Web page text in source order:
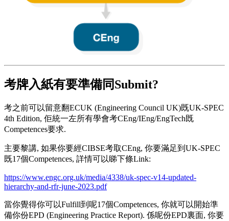
考牌入紙有要準備同Submit?
考之前可以留意翻ECUK (Engineering Council UK)既UK-SPEC
4th Edition, 佢統一左所有學會考CEng/IEng/EngTech既
Competences要求.
主要黎講, 如果你要經CIBSE考取CEng, 你要滿足到UK-SPEC
既17個Competences, 詳情可以睇下條Link:
https://www.engc.org.uk/media/4338/uk-spec-v14-updated-
hierarchy-and-rfr-june-2023.pdf
當你覺得你可以Fulfill到呢17個Competences, 你就可以開始準
備你份EPD (Engineering Practice Report). 係呢份EPD裏面, 你要